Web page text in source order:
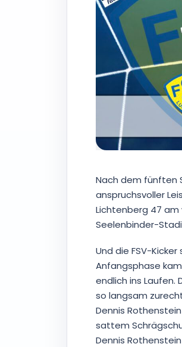
Nach dem fünften
anspruchsvoller
Lichtenberg 47
Seelenbinder-
Und die FSV-
Anfangsphase
endlich ins Laufen.
so langsam
Dennis
sattem
Dennis